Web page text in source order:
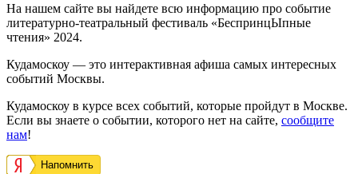
На нашем сайте вы найдете всю информацию про событие
литературно-театральный фестиваль «БеспринцЫпные
чтения» 2024.
Кудамоскоу — это интерактивная афиша самых интересных
событий Москвы.
Кудамоскоу в курсе всех событий, которые пройдут в Москве.
Если вы знаете о событии, которого нет на сайте, сообщите
нам!
Напомнить